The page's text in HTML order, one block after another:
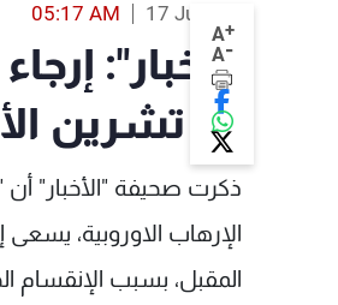
A+
A-
17 Jul 2013
05:17 AM
"الأخبار":
إلى تشرين
ذكرت صحيفة "الأخبار"
الإرهاب الاوروبية، يسعى
المقبل، بسبب الإنقسام